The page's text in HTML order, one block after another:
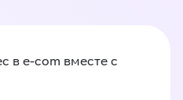
в e-com вместе с